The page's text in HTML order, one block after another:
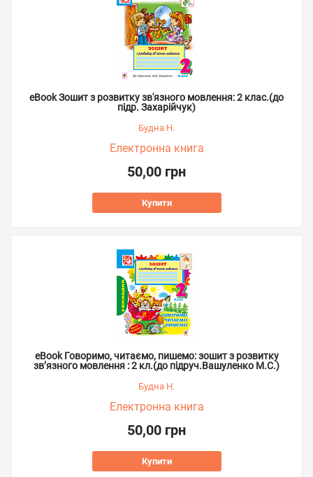
eBook Зошит з розвитку зв'язного мовлення: 2 клас.(до
підр. Захарійчук)
Будна Н.
Електронна книга
50,00 грн
Купити
eBook Говоримо, читаємо, пишемо: зошит з розвитку
зв’язного мовлення : 2 кл.(до підруч.Вашуленко М.С.)
Будна Н.
Електронна книга
50,00 грн
Купити